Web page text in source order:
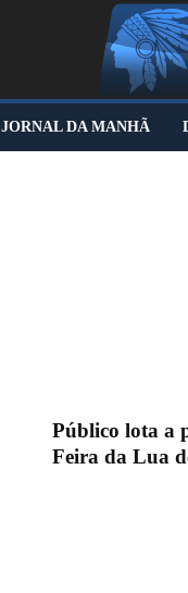
JORNAL DA MANHÃ
Público lota a
Feira da Lua